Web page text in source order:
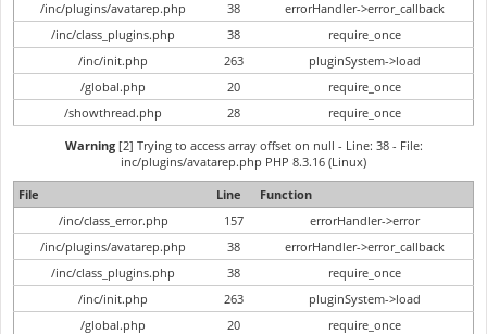
/inc/plugins/avatarep.php
38
errorHandler->error_callback
/inc/class_plugins.php
38
require_once
/inc/init.php
263
pluginSystem->load
/global.php
20
require_once
/showthread.php
28
require_once
Warning[2] Trying to access array offset on null - Line: 38 - File:
inc/plugins/avatarep.php PHP 8.3.16 (Linux)
File
Line
Function
/inc/class_error.php
157
errorHandler->error
/inc/plugins/avatarep.php
38
errorHandler->error_callback
/inc/class_plugins.php
38
require_once
/inc/init.php
263
pluginSystem->load
/global.php
20
require_once